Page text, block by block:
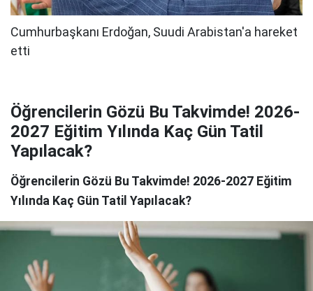
Öğrencilerin Gözü Bu Takvimde! 2026-
2027 Eğitim Yılında Kaç Gün Tatil
Yapılacak?
Öğrencilerin Gözü Bu Takvimde! 2026-2027 Eğitim
Yılında Kaç Gün Tatil Yapılacak?